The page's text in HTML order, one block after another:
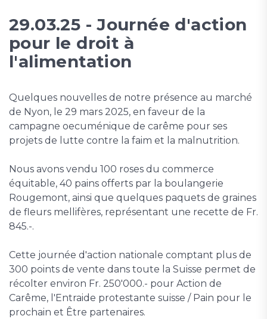
29.03.25 - Journée d'action
pour le droit à
l'alimentation
Quelques nouvelles de notre présence au marché
de Nyon, le 29 mars 2025, en faveur de la
campagne oecuménique de carême pour ses
projets de lutte contre la faim et la malnutrition.
Nous avons vendu 100 roses du commerce
équitable, 40 pains offerts par la boulangerie
Rougemont, ainsi que quelques paquets de graines
de fleurs mellifères, représentant une recette de Fr.
845.-.
Cette journée d'action nationale comptant plus de
300 points de vente dans toute la Suisse permet de
récolter environ Fr. 250'000.- pour Action de
Carême, l'Entraide protestante suisse / Pain pour le
prochain et Être partenaires.